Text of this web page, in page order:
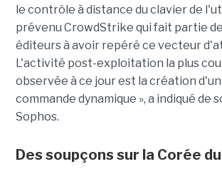
le contrôle à distance du clavier de
prévenu CrowdStrike qui fait partie
éditeurs à avoir repéré ce vecteur
L'activité post-exploitation la plus
observée à ce jour est la création
commande dynamique », a indiqué de
Sophos.
Des soupçons sur la Corée